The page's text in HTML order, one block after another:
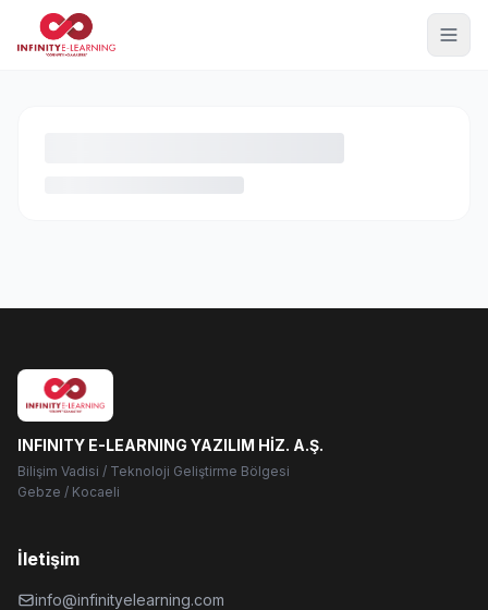
INFINITY E-LEARNING YAZILIM HİZ. A.Ş.
Bilişim Vadisi / Teknoloji Geliştirme Bölgesi
Gebze / Kocaeli
İletişim
info@infinityelearning.com